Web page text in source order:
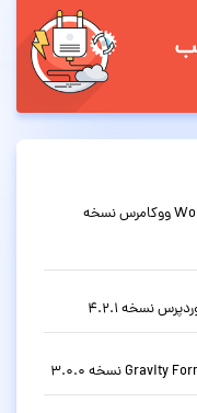
قالب فروشگاهی چندمنظوره وودمارت WoodMart ووکامرس نسخه